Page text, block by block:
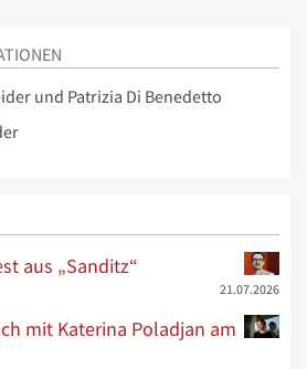
und Patrizia Di Benedetto
aus „Sanditz“
21.07.2026
mit Katerina Poladjan am